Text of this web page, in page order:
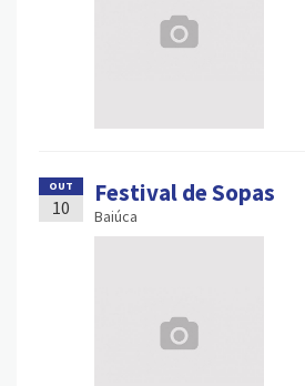
OUT
10 Festival de Sopas
Baiúca